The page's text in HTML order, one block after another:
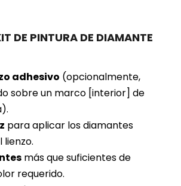
DE PINTURA DE DIAMANTE
adhesivo (opcionalmente,
sobre un marco [interior] de
para aplicar los diamantes
lienzo.
más que suficientes de
requerido.